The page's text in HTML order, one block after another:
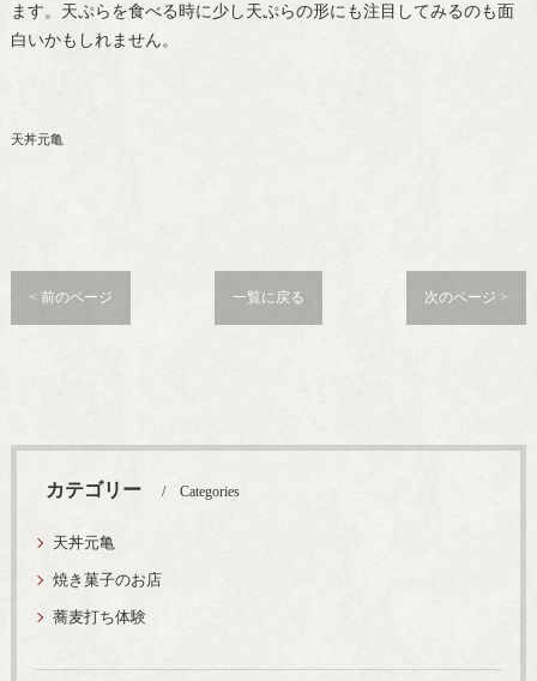
ます。天ぷらを食べる時に少し天ぷらの形にも注目してみるのも面
白いかもしれません。
天丼元亀
< 前のページ 一覧に戻る 次のページ >
カテゴリー Categories
天丼元亀
焼き菓子のお店
蕎麦打ち体験